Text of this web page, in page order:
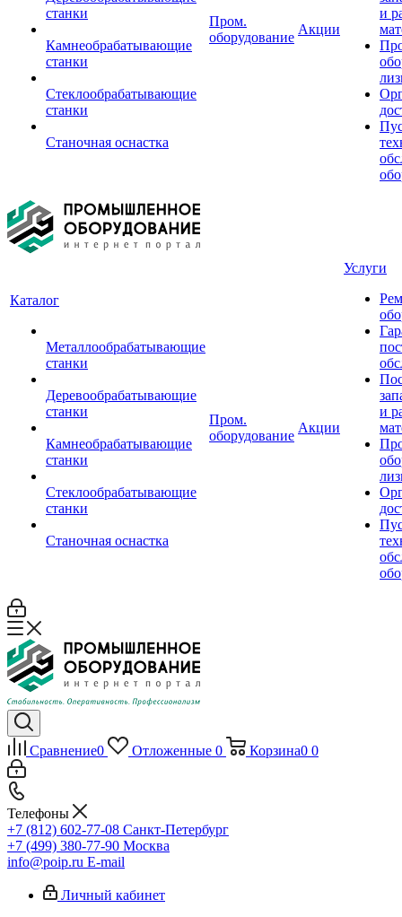
станки
Камнеобрабатывающие
станки
Стеклообрабатывающие
станки
Станочная оснастка
Пром.
оборудование
Акции
и
Каталог
Металлообрабатывающие
станки
Деревообрабатывающие
станки
Камнеобрабатывающие
станки
Стеклообрабатывающие
станки
Станочная оснастка
Пром.
оборудование
Акции
Услуги
и
Сравнение0 Отложенные 0 Корзина0 0
Телефоны
+7 (812) 602-77-08 Санкт-Петербург
+7 (499) 380-77-90 Москва
info@poip.ru E-mail
Личный кабинет